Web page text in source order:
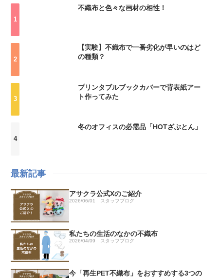
不織布と色々な画材の相性！
【実験】不織布で一番劣化が早いのはど
の種類？
プリンタブルブックカバーで背表紙アー
ト作ってみた
冬のオフィスの必需品「HOTざぶとん」
最新記事
アサクラ公式Xのご紹介
2026/06/01 スタッフブログ
私たちの生活のなかの不織布
2026/04/09 スタッフブログ
今「再生PET不織布」をおすすめする3つの